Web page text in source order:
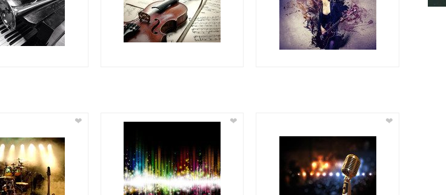
❤ ❤ ❤